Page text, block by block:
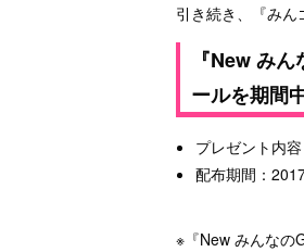
引き続き、『みん
『New み
ールを期間
プレゼント内
配布期間：
※『New みんなの